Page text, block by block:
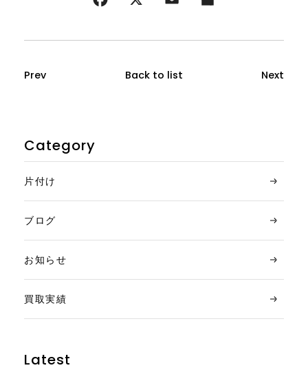
Prev Back to list Next
Category
片付け
ブログ
お知らせ
買取実績
Latest